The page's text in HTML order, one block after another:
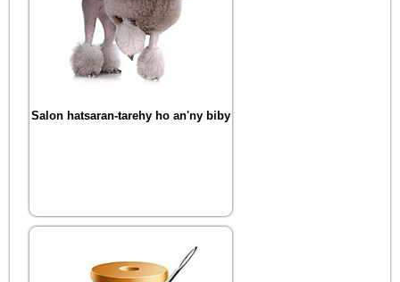
Salon hatsaran-tarehy ho an'ny biby